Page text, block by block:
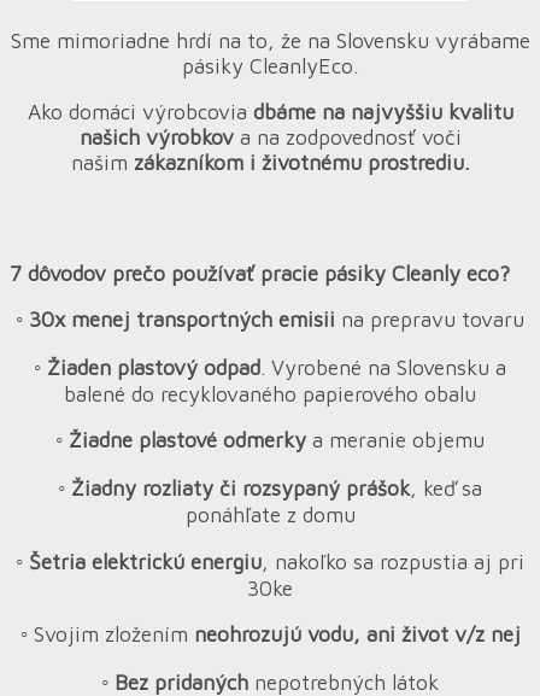
Sme mimoriadne hrdí na to, že na Slovensku vyrábame
pásiky CleanlyEco.
Ako domáci výrobcovia dbáme na najvyššiu kvalitu
našich výrobkova na zodpovednosť voči
našim zákazníkom i životnému prostrediu.
7 dôvodov prečo používať pracie pásiky Cleanly eco?
◦ 30x menej transportných emisii na prepravu tovaru
◦ Žiaden plastový odpad. Vyrobené na Slovensku a
balené do recyklovaného papierového obalu
◦ Žiadne plastové odmerky a meranie objemu
◦ Žiadny rozliaty či rozsypaný prášok, keď sa
ponáhľate z domu
◦ Šetria elektrickú energiu, nakoľko sa rozpustia aj pri
30ke
◦ Svojim zložením neohrozujú vodu, ani život v/z nej
◦ Bez pridaných nepotrebných látok